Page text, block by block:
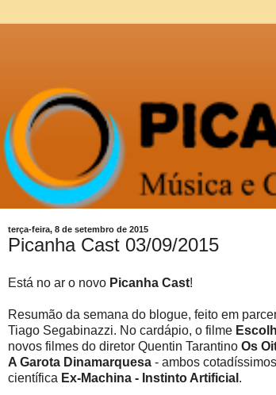
terça-feira, 8 de setembro de 2015
Picanha Cast 03/09/2015
Está no ar o novo Picanha Cast!
Resumão da semana do blogue, feito em
Tiago Segabinazzi. No cardápio, o filme
novos filmes do diretor Quentin Tarantino Os
A Garota Dinamarquesa - ambos
científica Ex-Machina - Instinto Artificial .